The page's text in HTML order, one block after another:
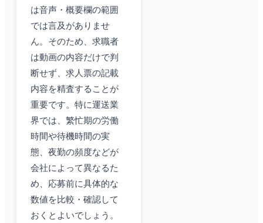
は音声・概要欄の範囲
では言及がありませ
ん。そのため、求職者
は動画の内容だけで判
断せず、求人票の記載
内容を精査することが
重要です。特に運送業
界では、繁忙期の労働
時間や待機時間の実
態、夜勤の頻度などが
会社によって異なるた
め、応募前に具体的な
数値を比較・確認して
おくとよいでしょう。